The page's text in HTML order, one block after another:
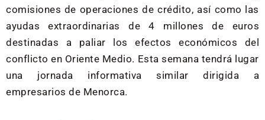
comisiones de operaciones de crédito, así como las
ayudas extraordinarias de 4 millones de euros
destinadas a paliar los efectos económicos del
conflicto en Oriente Medio. Esta semana tendrá lugar
una jornada informativa similar dirigida a
empresarios de Menorca.